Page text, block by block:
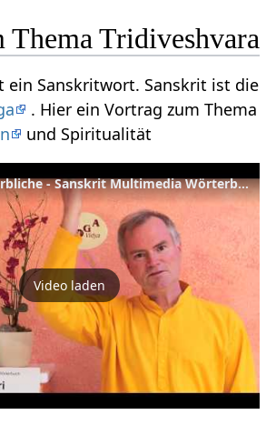
Thema Tridiveshvara
ein Sanskritwort. Sanskrit ist die
. Hier ein Vortrag zum Thema
und Spiritualität
Amari - die Unsterbliche - Sanskrit Multimedia Wörterbuch
Video laden